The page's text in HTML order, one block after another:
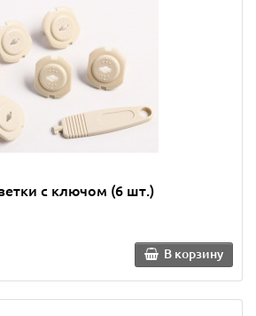
с ключом (6 шт.)
В корзину